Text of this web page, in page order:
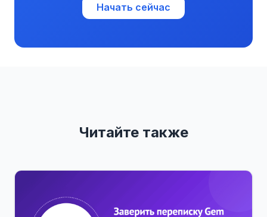
Начать сейчас
Читайте также